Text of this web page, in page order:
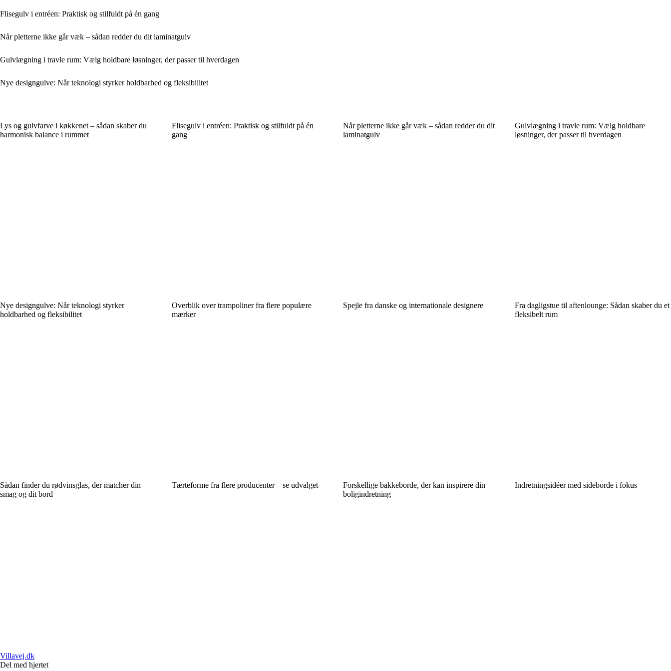
Flisegulv i entréen: Praktisk og stilfuldt på én gang
Når pletterne ikke går væk – sådan redder du dit laminatgulv
Gulvlægning i travle rum: Vælg holdbare løsninger, der passer til hverdagen
Nye designgulve: Når teknologi styrker holdbarhed og fleksibilitet
Lys og gulvfarve i køkkenet – sådan skaber du
harmonisk balance i rummet
Flisegulv i entréen: Praktisk og stilfuldt på én
gang
Når pletterne ikke går væk – sådan redder du dit
laminatgulv
Gulvlægning i travle rum: Vælg holdbare
løsninger, der passer til hverdagen
Nye designgulve: Når teknologi styrker
holdbarhed og fleksibilitet
Overblik over trampoliner fra flere populære
mærker
Spejle fra danske og internationale designere
Fra dagligstue til aftenlounge: Sådan skaber du et
fleksibelt rum
Sådan finder du rødvinsglas, der matcher din
smag og dit bord
Tærteforme fra flere producenter – se udvalget
Forskellige bakkeborde, der kan inspirere din
boligindretning
Indretningsidéer med sideborde i fokus
Villavej.dk
Del med hjertet